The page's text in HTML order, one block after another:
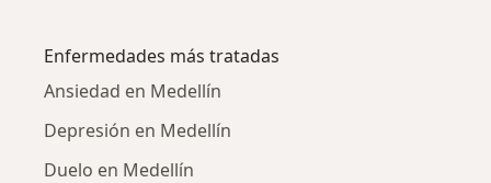
Enfermedades más tratadas
Ansiedad en Medellín
Depresión en Medellín
Duelo en Medellín